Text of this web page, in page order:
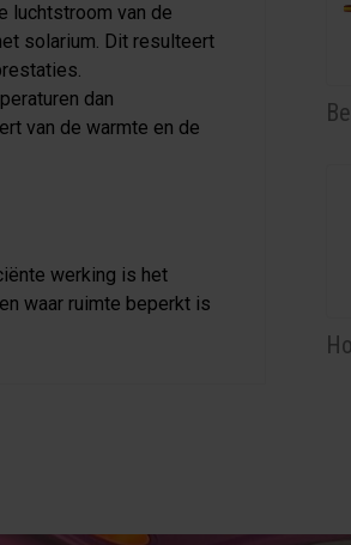
luchtstroom van de
solarium. Dit resulteert
dan
van de warmte en de
werking is het
waar ruimte beperkt is